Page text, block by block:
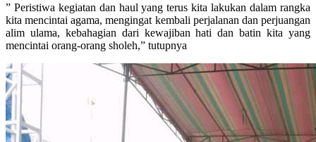
” Peristiwa kegiatan dan haul yang terus kita lakukan dalam rangka
kita mencintai agama, mengingat kembali perjalanan dan perjuangan
alim ulama, kebahagian dari kewajiban hati dan batin kita yang
mencintai orang-orang sholeh,” tutupnya